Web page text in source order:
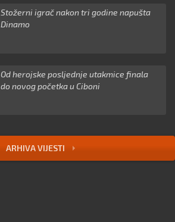
Stožerni igrač nakon tri godine napušta
Dinamo
Od herojske posljednje utakmice finala
do novog početka u Ciboni
ARHIVA VIJESTI